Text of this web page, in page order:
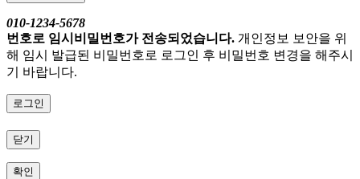
010-1234-5678
번호로 임시비밀번호가 전송되었습니다. 개인정보 보안을 위
해 임시 발급된 비밀번호로 로그인 후 비밀번호 변경을 해주시
기 바랍니다.
로그인
닫기
확인